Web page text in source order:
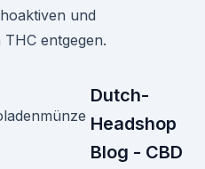
und
entgegen.
Dutch-
Headshop
Blog - CBD